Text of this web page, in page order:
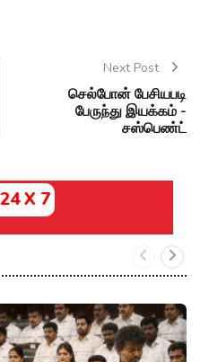
Next Post
செல்போன் பேசியபடி
பேருந்து இயக்கம் -
சஸ்பெண்ட்
X 7